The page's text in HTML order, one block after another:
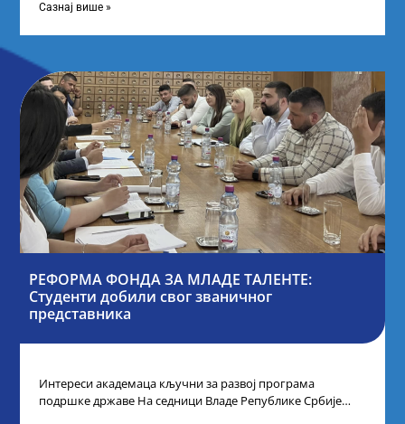
Сазнај више »
РЕФОРМА ФОНДА ЗА МЛАДЕ ТАЛЕНТЕ:
Студенти добили свог званичног
представника
Интереси академаца кључни за развој програма
подршке државе На седници Владе Републике Србије